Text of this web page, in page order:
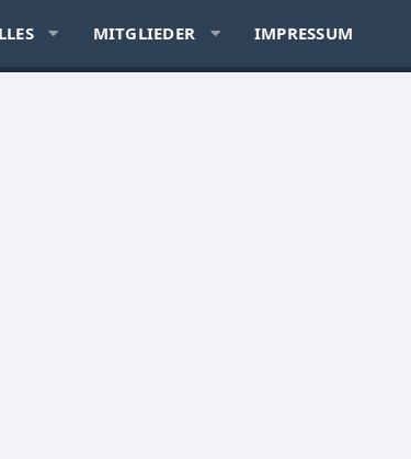
MITGLIEDER IMPRESSUM